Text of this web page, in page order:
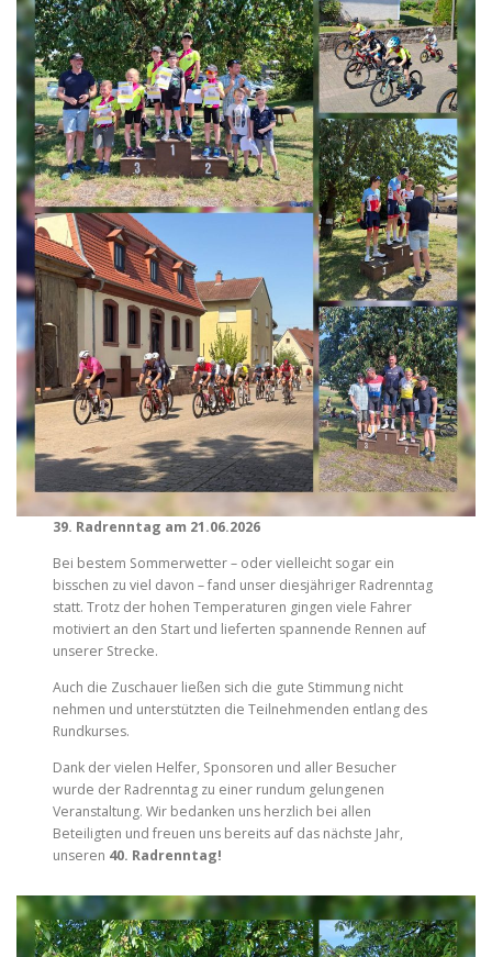
39. Radrenntag am 21.06.2026
Bei bestem Sommerwetter – oder vielleicht sogar ein
bisschen zu viel davon – fand unser diesjähriger Radrenntag
statt. Trotz der hohen Temperaturen gingen viele Fahrer
motiviert an den Start und lieferten spannende Rennen auf
unserer Strecke.
Auch die Zuschauer ließen sich die gute Stimmung nicht
nehmen und unterstützten die Teilnehmenden entlang des
Rundkurses.
Dank der vielen Helfer, Sponsoren und aller Besucher
wurde der Radrenntag zu einer rundum gelungenen
Veranstaltung. Wir bedanken uns herzlich bei allen
Beteiligten und freuen uns bereits auf das nächste Jahr,
unseren 40. Radrenntag!